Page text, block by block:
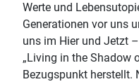
Werte und
Generationen vor uns
uns im Hier und Jetzt
„Living in the Shadow
Bezugspunkt herstellt.